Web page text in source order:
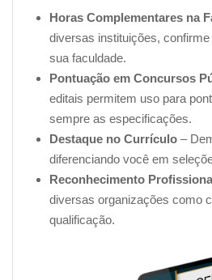
Horas Complementares na
diversas instituições,
sua faculdade.
Pontuação em Concursos
editais permitem uso para
sempre as especificações.
Destaque no Currículo –
diferenciando você em
Reconhecimento
diversas organizações como
qualificação.